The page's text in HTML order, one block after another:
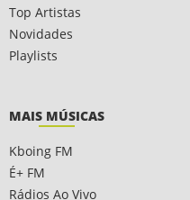
Top Artistas
Novidades
Playlists
MAIS MÚSICAS
Kboing FM
É+ FM
Rádios Ao Vivo